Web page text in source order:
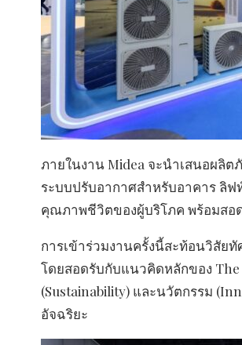
ภายในงาน Midea จะนำเสนอผลิ
ระบบปรับอากาศสำหรับอาคาร ลิฟ
คุณภาพชีวิตของผู้บริโภค พร้อมสอ
การเข้าร่วมงานครั้งนี้สะท้อนวิสัย
โดยสอดรับกับแนวคิดหลักของ The
(Sustainability) และนวัตกรรม
อัจฉริยะ